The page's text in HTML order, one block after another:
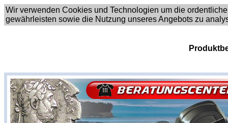
Wir verwenden Cookies und Technologien um die
gewährleisten sowie die Nutzung unseres Angebots zu